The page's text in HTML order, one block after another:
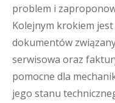
problem i
Kolejnym krokiem
dokumentów
serwisowa oraz
pomocne dla
jego stanu